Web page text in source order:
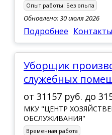
Опыт работы: Без опыта
Обновлено: 30 июля 2026
Подробнее Контакты
Уборщик производственных и
служебных
от 31157 руб. до
МКУ "ЦЕНТР
ОБСЛУЖИВАНИЯ"
Временная работа